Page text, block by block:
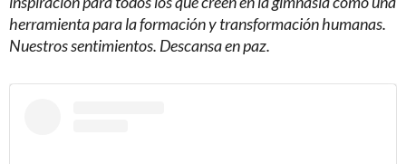
herramienta para la formación y transformación humanas.
Nuestros sentimientos. Descansa en paz.